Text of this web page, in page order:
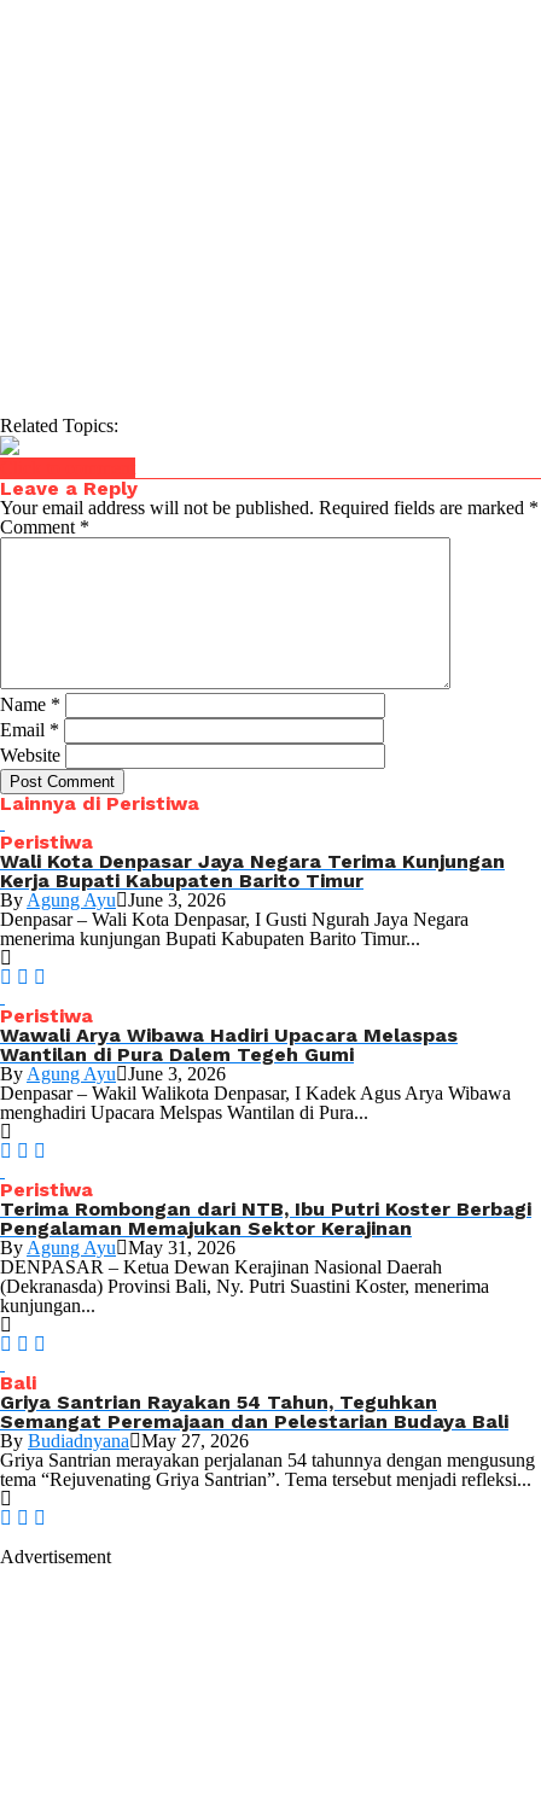
Related Topics:
Leave a Reply
Your email address will not be published. Required fields are marked *
Comment *
Name *
Email *
Website
Lainnya di Peristiwa
Peristiwa
Wali Kota Denpasar Jaya Negara Terima Kunjungan
Kerja Bupati Kabupaten Barito Timur
By Agung Ayu
June 3, 2026
Denpasar – Wali Kota Denpasar, I Gusti Ngurah Jaya Negara
menerima kunjungan Bupati Kabupaten Barito Timur...
Peristiwa
Wawali Arya Wibawa Hadiri Upacara Melaspas
Wantilan di Pura Dalem Tegeh Gumi
By Agung Ayu
June 3, 2026
Denpasar – Wakil Walikota Denpasar, I Kadek Agus Arya Wibawa
menghadiri Upacara Melspas Wantilan di Pura...
Peristiwa
Terima Rombongan dari NTB, Ibu Putri Koster Berbagi
Pengalaman Memajukan Sektor Kerajinan
By Agung Ayu
May 31, 2026
DENPASAR – Ketua Dewan Kerajinan Nasional Daerah
(Dekranasda) Provinsi Bali, Ny. Putri Suastini Koster, menerima
kunjungan...
Bali
Griya Santrian Rayakan 54 Tahun, Teguhkan
Semangat Peremajaan dan Pelestarian Budaya Bali
By Budiadnyana
May 27, 2026
Griya Santrian merayakan perjalanan 54 tahunnya dengan mengusung
tema “Rejuvenating Griya Santrian”. Tema tersebut menjadi refleksi...
Advertisement